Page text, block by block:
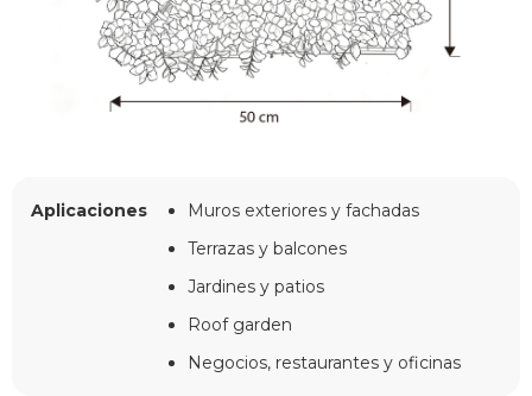
Aplicaciones
Muros exteriores y fachadas
Terrazas y balcones
Jardines y patios
Roof garden
Negocios, restaurantes y oficinas